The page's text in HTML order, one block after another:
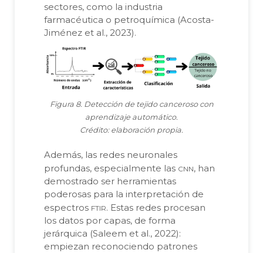
sectores, como la industria
farmacéutica o petroquímica (Acosta-
Jiménez et al., 2023).
Figura 8. Detección de tejido canceroso con
aprendizaje automático.
Crédito: elaboración propia.
Además, las redes neuronales
profundas, especialmente las cnn, han
demostrado ser herramientas
poderosas para la interpretación de
espectros ftir. Estas redes procesan
los datos por capas, de forma
jerárquica (Saleem et al., 2022):
empiezan reconociendo patrones